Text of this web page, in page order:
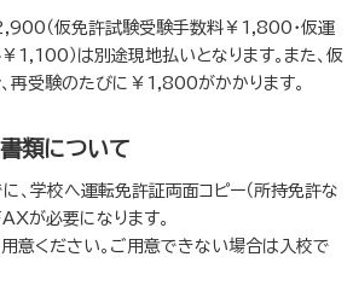
（仮免許試験受験手数料￥1,800・仮運
1,100）は別途現地払いとなります。また、仮
再受験のたびに￥1,800がかかります。
類について
、学校へ運転免許証両面コピー（所持免許な
が必要になります。
意ください。ご用意できない場合は入校で